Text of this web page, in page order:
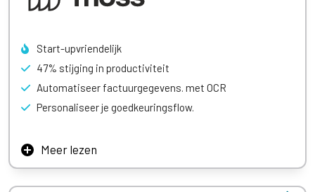
Start-upvriendelijk
47% stijging in productiviteit
Automatiseer factuurgegevens. met OCR
Personaliseer je goedkeuringsflow.
Meer lezen
Stroomlijn je workflows, houd je boekhouding op orde en
sluit de maand op tijd af – elke keer weer. Gewoon door Moss